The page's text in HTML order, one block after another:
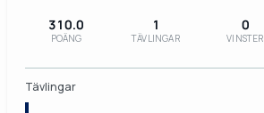
310.0
POÄNG
1
TÄVLINGAR
0
VINSTER
Tävlingar